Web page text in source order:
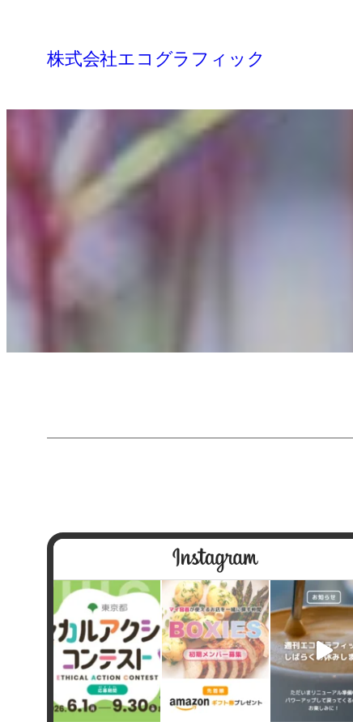
プ
株式会社エコグラフィック